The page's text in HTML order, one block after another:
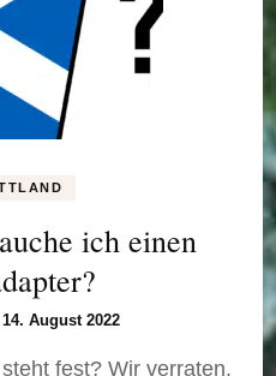
ich einen
14. August 2022
fest? Wir verraten,